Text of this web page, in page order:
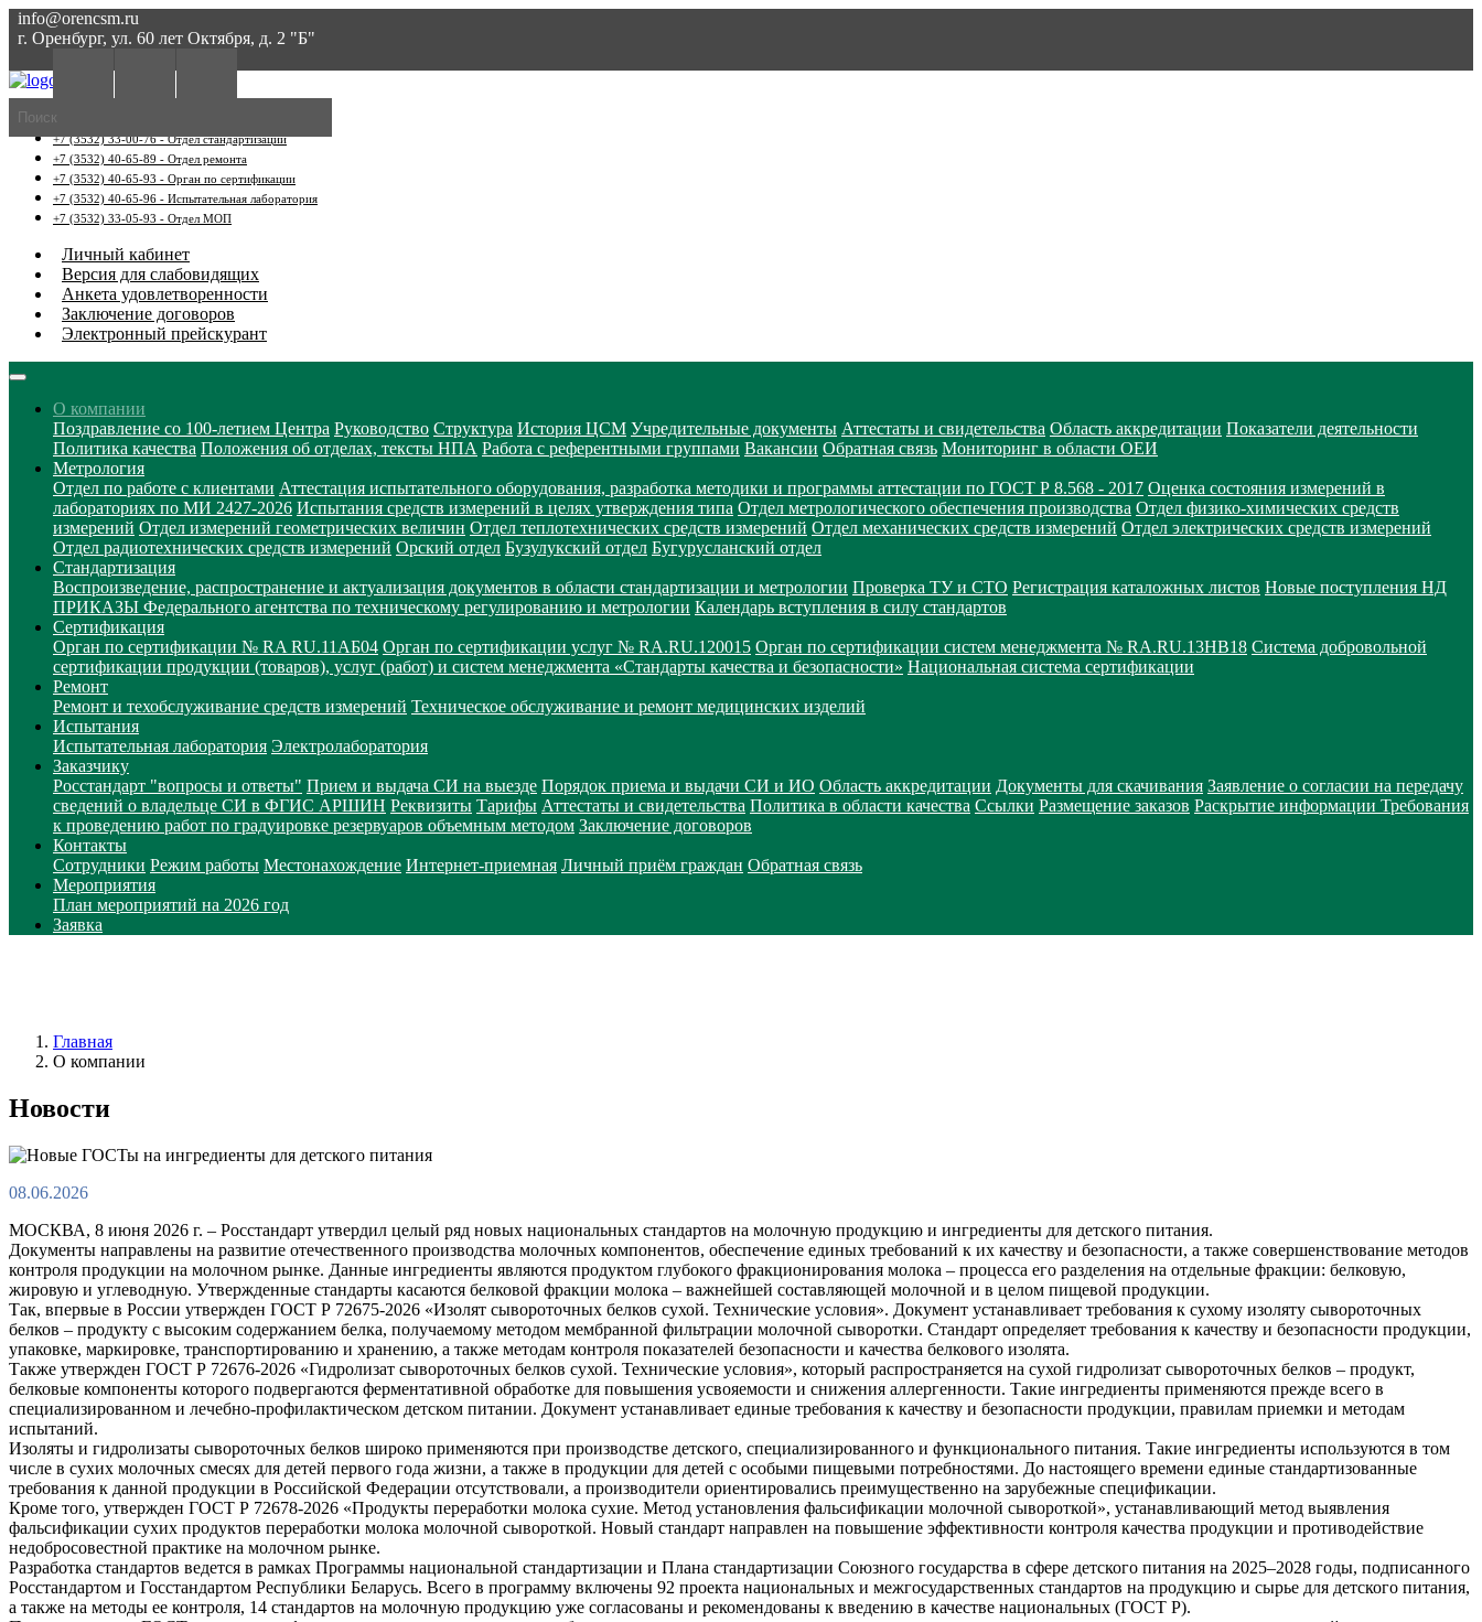
info@orencsm.ru
г. Оренбург, ул. 60 лет Октября, д. 2 "Б"
+7 (3532) 601-601 - Горячая линия
+7 (3532) 33-00-76 - Отдел стандартизации
+7 (3532) 40-65-89 - Отдел ремонта
+7 (3532) 40-65-93 - Орган по сертификации
+7 (3532) 40-65-96 - Испытательная лаборатория
+7 (3532) 33-05-93 - Отдел МОП
Личный кабинет
Версия для слабовидящих
Анкета удовлетворенности
Заключение договоров
Электронный прейскурант
О компании
Поздравление со 100-летием Центра Руководство Структура История ЦСМ Учредительные документы Аттестаты и свидетельства Область аккредитации Показатели деятельности
Политика качества Положения об отделах, тексты НПА Работа с референтными группами Вакансии Обратная связь Мониторинг в области ОЕИ
Метрология
Отдел по работе с клиентами Аттестация испытательного оборудования, разработка методики и программы аттестации по ГОСТ Р 8.568 - 2017 Оценка состояния измерений в
лабораториях по МИ 2427-2026 Испытания средств измерений в целях утверждения типа Отдел метрологического обеспечения производства Отдел физико-химических средств
измерений Отдел измерений геометрических величин Отдел теплотехнических средств измерений Отдел механических средств измерений Отдел электрических средств измерений
Отдел радиотехнических средств измерений Орский отдел Бузулукский отдел Бугурусланский отдел
Стандартизация
Воспроизведение, распространение и актуализация документов в области стандартизации и метрологии Проверка ТУ и СТО Регистрация каталожных листов Новые поступления НД
ПРИКАЗЫ Федерального агентства по техническому регулированию и метрологии Календарь вступления в силу стандартов
Сертификация
Орган по сертификации № RA RU.11АБ04 Орган по сертификации услуг № RA.RU.120015 Орган по сертификации систем менеджмента № RA.RU.13HB18 Система добровольной
сертификации продукции (товаров), услуг (работ) и систем менеджмента «Стандарты качества и безопасности» Национальная система сертификации
Ремонт
Ремонт и техобслуживание средств измерений Техническое обслуживание и ремонт медицинских изделий
Испытания
Испытательная лаборатория Электролаборатория
Заказчику
Росстандарт "вопросы и ответы" Прием и выдача СИ на выезде Порядок приема и выдачи СИ и ИО Область аккредитации Документы для скачивания Заявление о согласии на передачу
сведений о владельце СИ в ФГИС АРШИН Реквизиты Тарифы Аттестаты и свидетельства Политика в области качества Ссылки Размещение заказов Раскрытие информации Требования
к проведению работ по градуировке резервуаров объемным методом Заключение договоров
Контакты
Сотрудники Режим работы Местонахождение Интернет-приемная Личный приём граждан Обратная связь
Мероприятия
План мероприятий на 2026 год
Заявка
Главная
О компании
Новости
08.06.2026
МОСКВА, 8 июня 2026 г. – Росстандарт утвердил целый ряд новых национальных стандартов на молочную продукцию и ингредиенты для детского питания.
Документы направлены на развитие отечественного производства молочных компонентов, обеспечение единых требований к их качеству и безопасности, а также совершенствование методов
контроля продукции на молочном рынке. Данные ингредиенты являются продуктом глубокого фракционирования молока – процесса его разделения на отдельные фракции: белковую,
жировую и углеводную. Утвержденные стандарты касаются белковой фракции молока – важнейшей составляющей молочной и в целом пищевой продукции.
Так, впервые в России утвержден ГОСТ Р 72675-2026 «Изолят сывороточных белков сухой. Технические условия». Документ устанавливает требования к сухому изоляту сывороточных
белков – продукту с высоким содержанием белка, получаемому методом мембранной фильтрации молочной сыворотки. Стандарт определяет требования к качеству и безопасности продукции,
упаковке, маркировке, транспортированию и хранению, а также методам контроля показателей безопасности и качества белкового изолята.
Также утвержден ГОСТ Р 72676-2026 «Гидролизат сывороточных белков сухой. Технические условия», который распространяется на сухой гидролизат сывороточных белков – продукт,
белковые компоненты которого подвергаются ферментативной обработке для повышения усвояемости и снижения аллергенности. Такие ингредиенты применяются прежде всего в
специализированном и лечебно-профилактическом детском питании. Документ устанавливает единые требования к качеству и безопасности продукции, правилам приемки и методам
испытаний.
Изоляты и гидролизаты сывороточных белков широко применяются при производстве детского, специализированного и функционального питания. Такие ингредиенты используются в том
числе в сухих молочных смесях для детей первого года жизни, а также в продукции для детей с особыми пищевыми потребностями. До настоящего времени единые стандартизованные
требования к данной продукции в Российской Федерации отсутствовали, а производители ориентировались преимущественно на зарубежные спецификации.
Кроме того, утвержден ГОСТ Р 72678-2026 «Продукты переработки молока сухие. Метод установления фальсификации молочной сывороткой», устанавливающий метод выявления
фальсификации сухих продуктов переработки молока молочной сывороткой. Новый стандарт направлен на повышение эффективности контроля качества продукции и противодействие
недобросовестной практике на молочном рынке.
Разработка стандартов ведется в рамках Программы национальной стандартизации и Плана стандартизации Союзного государства в сфере детского питания на 2025–2028 годы, подписанного
Росстандартом и Госстандартом Республики Беларусь. Всего в программу включены 92 проекта национальных и межгосударственных стандартов на продукцию и сырье для детского питания,
а также на методы ее контроля, 14 стандартов на молочную продукцию уже согласованы и рекомендованы к введению в качестве национальных (ГОСТ Р).